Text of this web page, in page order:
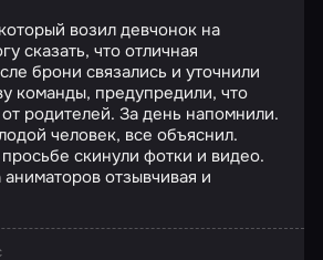
возил девчонок на
сказать, что отличная
брони связались и уточнили
команды, предупредили, что
родителей. За день напомнили.
человек, все объяснил.
скинули фотки и видео.
отзывчивая и